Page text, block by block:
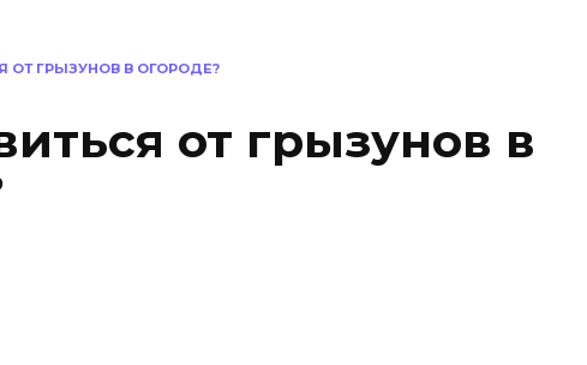
ОТ ГРЫЗУНОВ В ОГОРОДЕ?
от грызунов в